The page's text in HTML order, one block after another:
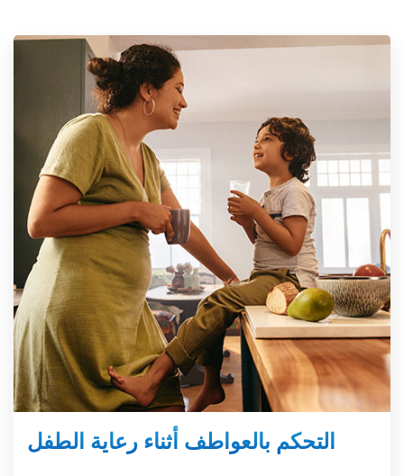
التحكم بالعواطف أثناء رعاية الطفل